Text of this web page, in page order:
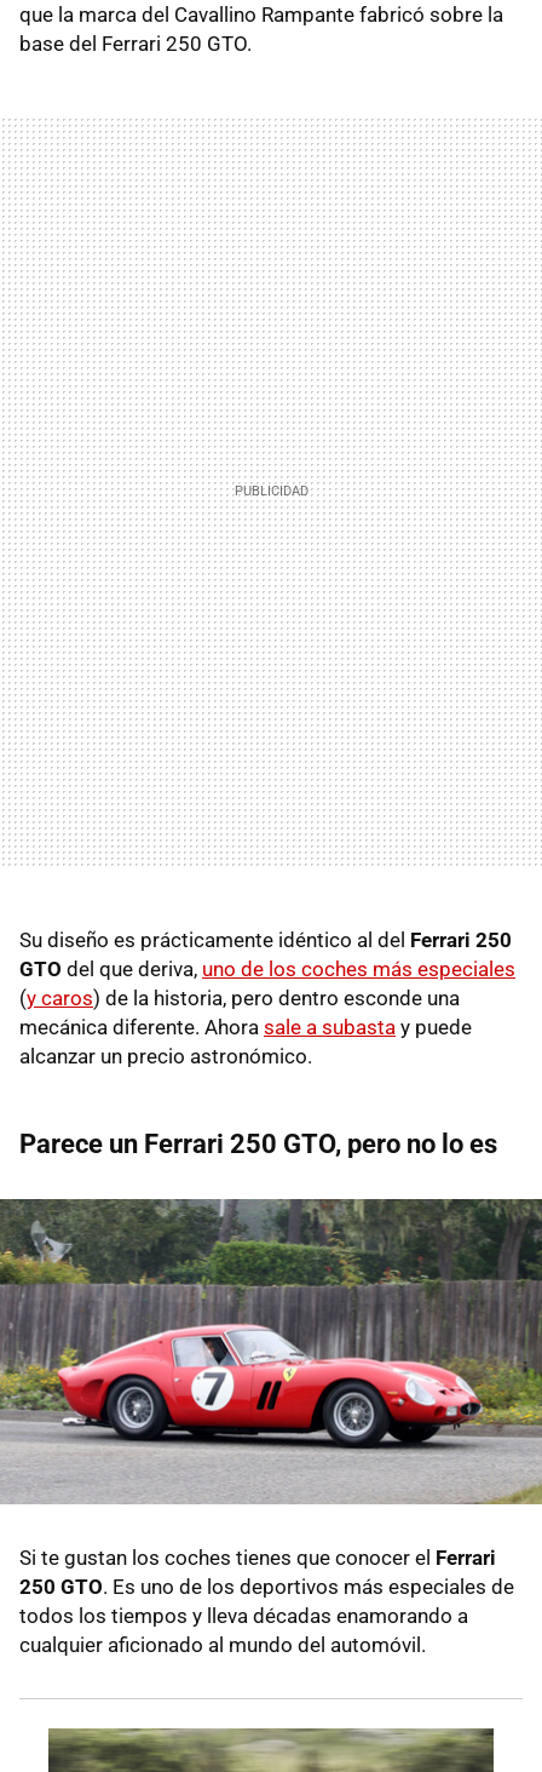
que la marca del Cavallino Rampante fabricó sobre la
base del Ferrari 250 GTO.
Su diseño es prácticamente idéntico al del Ferrari 250
GTO del que deriva, uno de los coches más especiales
(y caros) de la historia, pero dentro esconde una
mecánica diferente. Ahora sale a subasta y puede
alcanzar un precio astronómico.
Parece un Ferrari 250 GTO, pero no lo es
Si te gustan los coches tienes que conocer el Ferrari
250 GTO. Es uno de los deportivos más especiales de
todos los tiempos y lleva décadas enamorando a
cualquier aficionado al mundo del automóvil.